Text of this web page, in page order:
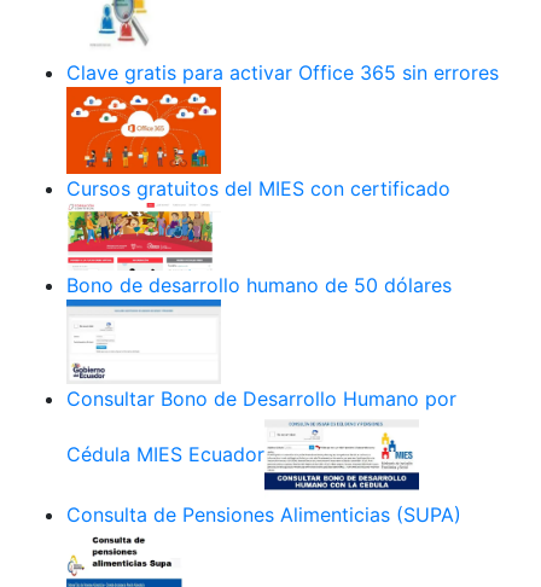
Clave gratis para activar Office 365 sin errores
Cursos gratuitos del MIES con certificado
Bono de desarrollo humano de 50 dólares
Consultar Bono de Desarrollo Humano por
Cédula MIES Ecuador
Consulta de Pensiones Alimenticias (SUPA)